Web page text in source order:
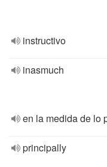
instructivo
inasmuch
en la medida de lo
principally